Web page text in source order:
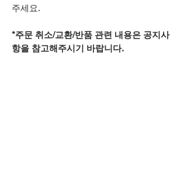
주세요.
*주문 취소/교환/반품 관련 내용은 공지사
항을 참고해주시기 바랍니다.